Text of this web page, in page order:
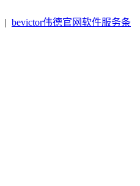
| bevictor伟德官网软件服务条